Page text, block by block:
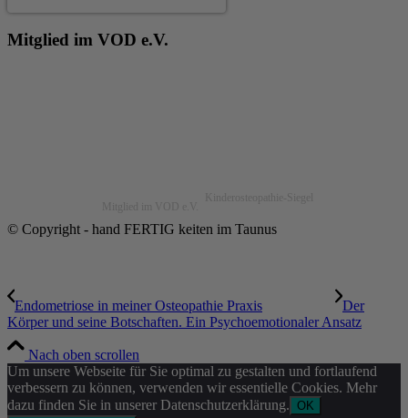
Mitglied im VOD e.V.
© Copyright - hand FERTIG keiten im Taunus
Endometriose in meiner Osteopathie Praxis
Der
Körper und seine Botschaften. Ein Psychoemotionaler Ansatz
Nach oben scrollen
Um unsere Webseite für Sie optimal zu gestalten und fortlaufend
verbessern zu können, verwenden wir essentielle Cookies. Mehr
dazu finden Sie in unserer Datenschutzerklärung. OK